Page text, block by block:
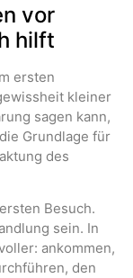
vor
hilft
ersten
kleiner
sagen kann,
Grundlage für
des
Besuch.
sein. In
ankommen,
den